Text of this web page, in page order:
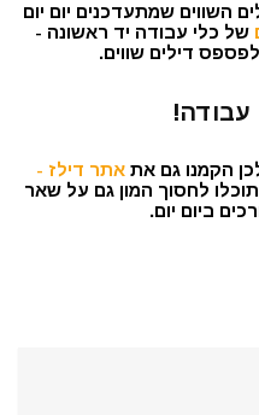
השווים שמתעדכנים יום יום
של כלי עבודה יד ראשונה -
דילים שווים.
עבודה!
הקמנו גם אתאתר דילז -
לחסוך המון גם על שאר
ביום יום.